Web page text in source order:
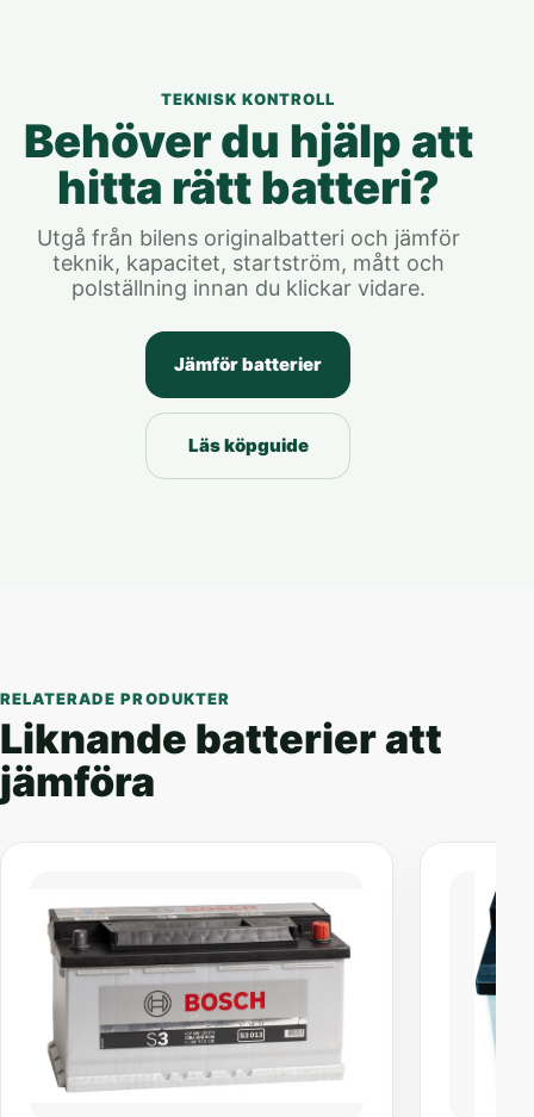
TEKNISK KONTROLL
Behöver du hjälp att
hitta rätt batteri?
Utgå från bilens originalbatteri och jämför
teknik, kapacitet, startström, mått och
polställning innan du klickar vidare.
Jämför batterier
Läs köpguide
RELATERADE PRODUKTER
Liknande batterier att
jämföra